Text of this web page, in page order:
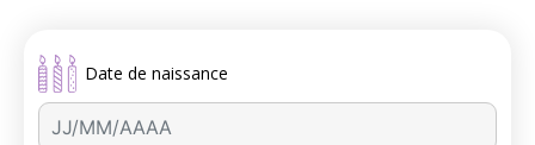
Date de naissance